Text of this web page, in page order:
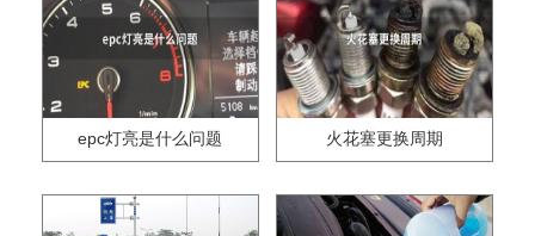
epc灯亮是什么问题 火花塞更换周期